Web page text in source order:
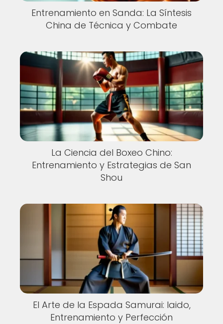
Entrenamiento en Sanda: La Síntesis
China de Técnica y Combate
La Ciencia del Boxeo Chino:
Entrenamiento y Estrategias de San
Shou
El Arte de la Espada Samurai: Iaido,
Entrenamiento y Perfección